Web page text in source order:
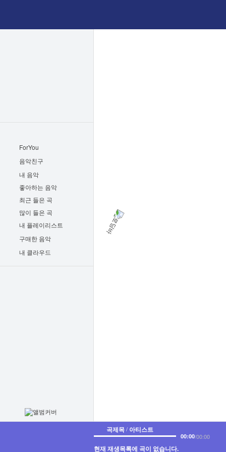
ForYou
음악친구
내 음악
좋아하는 음악
최근 들은 곡
많이 들은 곡
내 플레이리스트
구매한 음악
내 클라우드
곡제목/ 아티스트
현재 재생목록에 곡이 없습니다.
00:00/00:00